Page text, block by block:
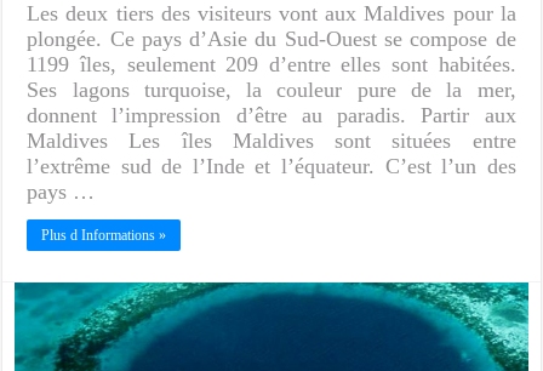
Les deux tiers des visiteurs vont aux Maldives pour la
plongée. Ce pays d’Asie du Sud-Ouest se compose de
1199 îles, seulement 209 d’entre elles sont habitées.
Ses lagons turquoise, la couleur pure de la mer,
donnent l’impression d’être au paradis. Partir aux
Maldives Les îles Maldives sont situées entre
l’extrême sud de l’Inde et l’équateur. C’est l’un des
pays …
Plus d Informations »